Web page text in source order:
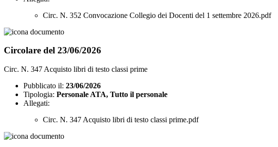
Circ. N. 352 Convocazione Collegio dei Docenti del 1 settembre 2026.pdf
Circolare del 23/06/2026
Circ. N. 347 Acquisto libri di testo classi prime
Pubblicato il: 23/06/2026
Tipologia: Personale ATA, Tutto il personale
Allegati:
Circ. N. 347 Acquisto libri di testo classi prime.pdf